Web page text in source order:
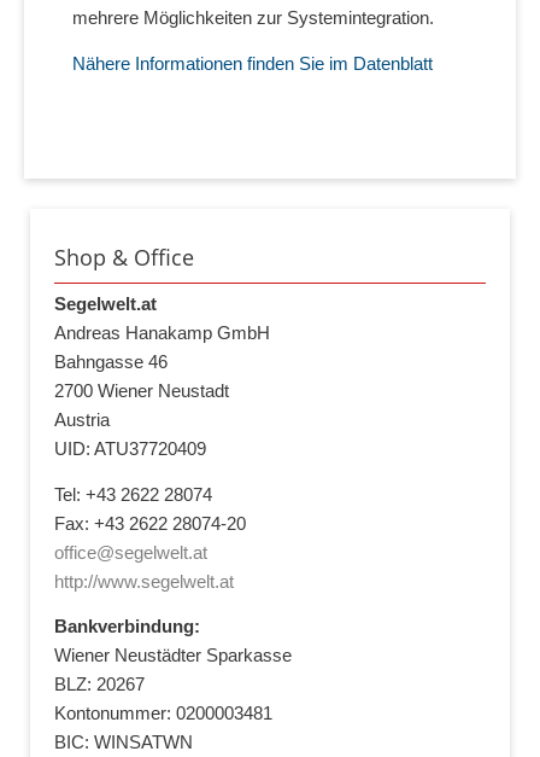
mehrere Möglichkeiten zur Systemintegration.
Nähere Informationen finden Sie im Datenblatt
Shop & Office
Segelwelt.at
Andreas Hanakamp GmbH
Bahngasse 46
2700 Wiener Neustadt
Austria
UID: ATU37720409
Tel: +43 2622 28074
Fax: +43 2622 28074-20
office@segelwelt.at
http://www.segelwelt.at
Bankverbindung:
Wiener Neustädter Sparkasse
BLZ: 20267
Kontonummer: 0200003481
BIC: WINSATWN